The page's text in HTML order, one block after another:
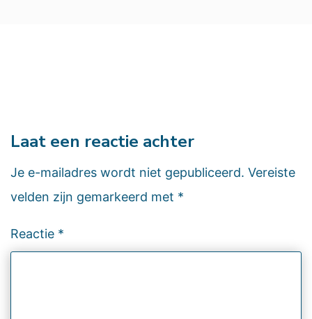
Laat een reactie achter
Je e-mailadres wordt niet gepubliceerd. Vereiste
velden zijn gemarkeerd met *
Reactie *